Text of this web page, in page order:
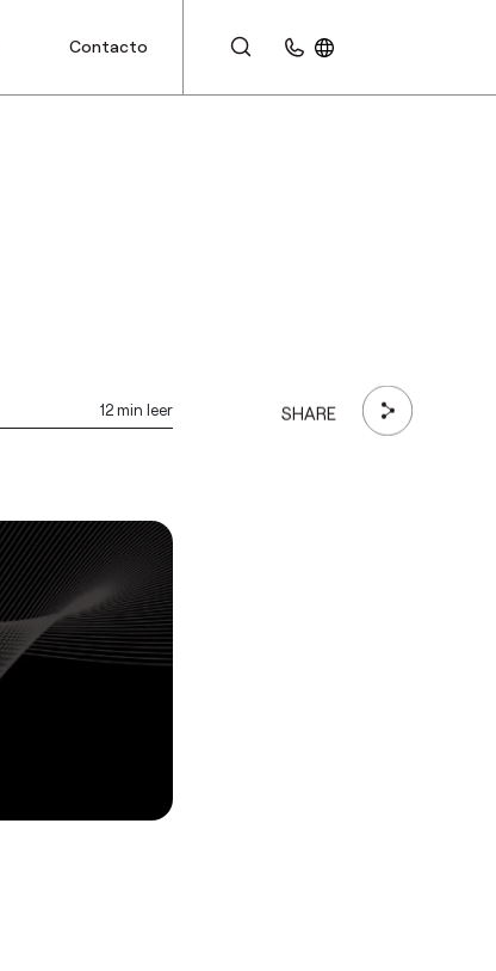
Contacto
12 min leer SHARE